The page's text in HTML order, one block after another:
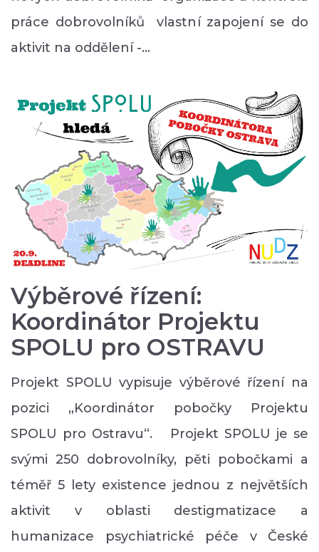
práce dobrovolníků vlastní zapojení se do
aktivit na oddělení -…
Výběrové řízení:
Koordinátor Projektu
SPOLU pro OSTRAVU
Projekt SPOLU vypisuje výběrové řízení na
pozici „Koordinátor pobočky Projektu
SPOLU pro Ostravu“. Projekt SPOLU je se
svými 250 dobrovolníky, pěti pobočkami a
téměř 5 lety existence jednou z největších
aktivit v oblasti destigmatizace a
humanizace psychiatrické péče v České